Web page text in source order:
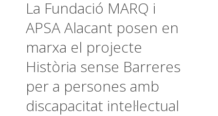
La Fundació MARQ i
APSA Alacant posen en
marxa el projecte
Història sense Barreres
per a persones amb
discapacitat intel·lectual